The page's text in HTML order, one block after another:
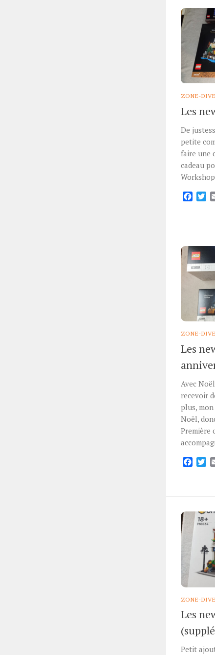
ZONE-
Les
De
petite
faire une
cadeau
ZONE-
Les
Avec
recevoir
plus,
Noël,
Première
ZONE-
Les
Petit